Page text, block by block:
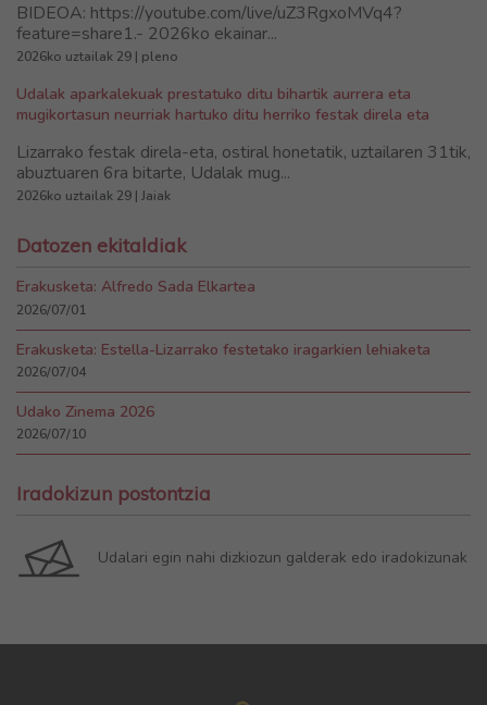
BIDEOA: https://youtube.com/live/uZ3RgxoMVq4?
feature=share1.- 2026ko ekainar...
2026ko uztailak 29 | pleno
Udalak aparkalekuak prestatuko ditu bihartik aurrera eta
mugikortasun neurriak hartuko ditu herriko festak direla eta
Lizarrako festak direla-eta, ostiral honetatik, uztailaren 31tik,
abuztuaren 6ra bitarte, Udalak mug...
2026ko uztailak 29 | Jaiak
Datozen ekitaldiak
Erakusketa: Alfredo Sada Elkartea
2026/07/01
Erakusketa: Estella-Lizarrako festetako iragarkien lehiaketa
2026/07/04
Udako Zinema 2026
2026/07/10
Iradokizun postontzia
Udalari egin nahi dizkiozun galderak edo iradokizunak